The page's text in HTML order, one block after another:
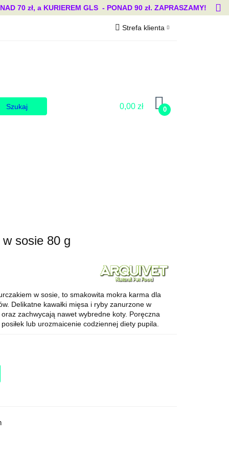
70 zł, a KURIEREM GLS - PONAD 90 zł. ZAPRASZAMY!
Strefa klienta
Zgody cookies
0,00 zł 0
sosie 80 g
w sosie, to smakowita mokra karma dla
Delikatne kawałki mięsa i ryby zanurzone w
zachwycają nawet wybredne koty. Poręczna
lub urozmaicenie codziennej diety pupila.